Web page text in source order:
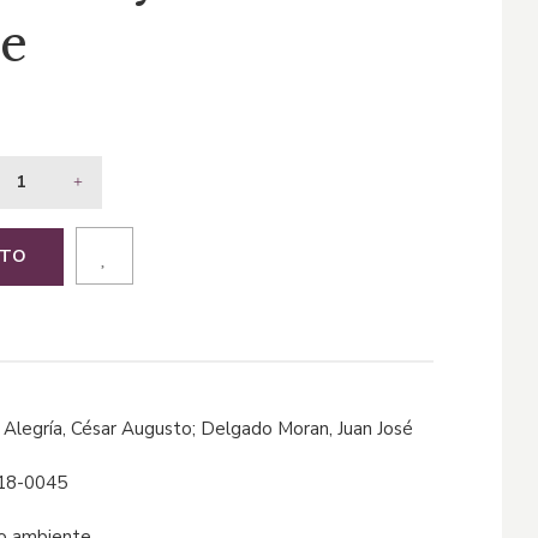
Alegría, César Augusto; Delgado Moran, Juan José
0045